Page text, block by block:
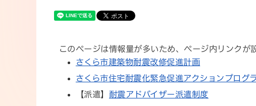
このページは情報量が多いため、ページ内リンクが
さくら市建築物耐震改修促進計画
さくら市住宅耐震化緊急促進アクションプログ
【派遣】 耐震アドバイザー派遣制度